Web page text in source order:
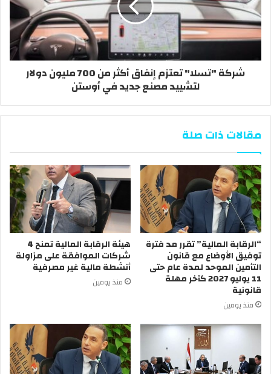
شركة "تسلا" تعتزم إنفاق أكثر من 700 مليون دولار
لتشييد مصنع جديد في أوستن
مقالات ذات صلة
“الرقابة المالية” تقرر مد فترة
توفيق الأوضاع مع قانون
التأمين الموحد لمدة عام حتى
11 يوليو 2027 كآخر مهلة
قانونية
منذ يومين
هيئة الرقابة المالية تمنح 4
شركات الموافقة على مزاولة
أنشطة مالية غير مصرفية
منذ يومين